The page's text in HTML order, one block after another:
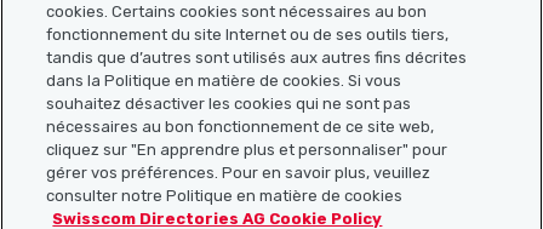
Plan du site
Liens utiles
Télécharger l’application Localcities
cookies. Certains cookies sont nécessaires au bon
fonctionnement du site Internet ou de ses outils tiers,
tandis que d’autres sont utilisés aux autres fins décrites
dans la Politique en matière de cookies. Si vous
souhaitez désactiver les cookies qui ne sont pas
nécessaires au bon fonctionnement de ce site web,
cliquez sur "En apprendre plus et personnaliser" pour
gérer vos préférences. Pour en savoir plus, veuillez
consulter notre Politique en matière de cookies
Swisscom Directories AG Cookie Policy